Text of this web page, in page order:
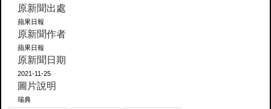
原新聞出處
蘋果日報
原新聞作者
蘋果日報
原新聞日期
2021-11-25
圖片說明
瑞典